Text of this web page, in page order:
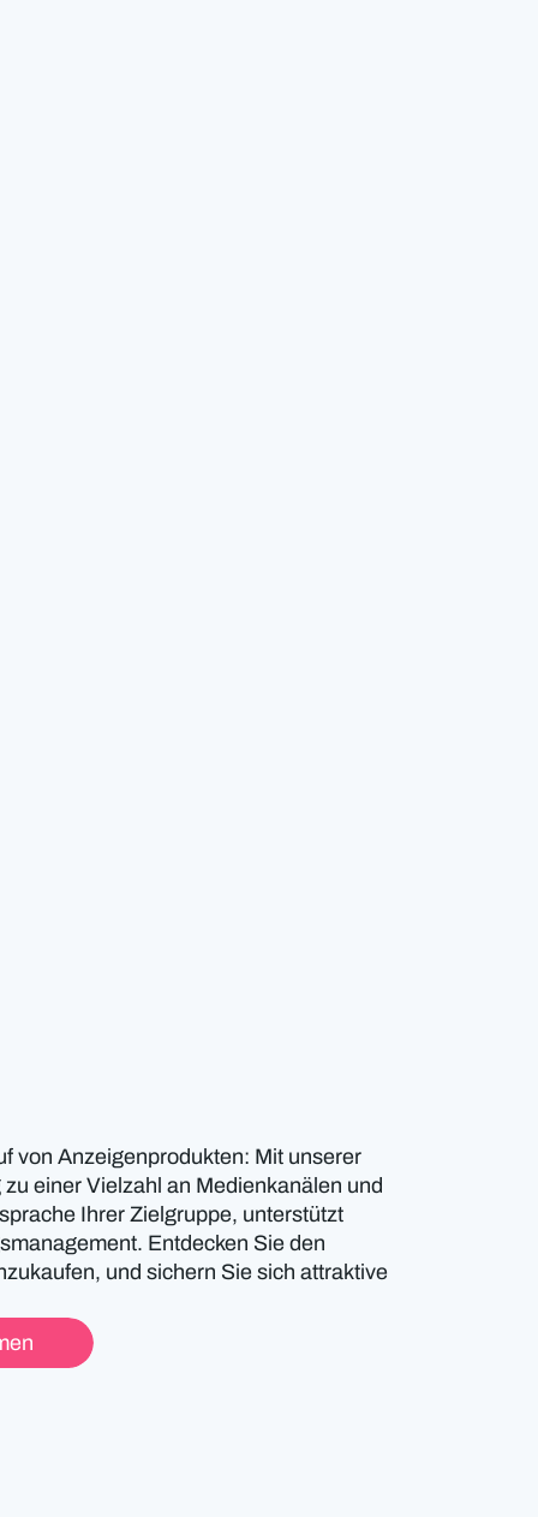
von Anzeigenprodukten: Mit unserer
einer Vielzahl an Medienkanälen und
Ihrer Zielgruppe, unterstützt
Entdecken Sie den
und sichern Sie sich attraktive